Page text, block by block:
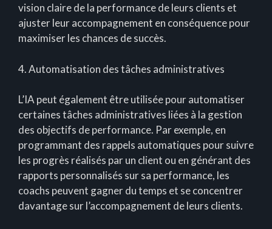
vision claire de la performance de leurs clients et
ajuster leur accompagnement en conséquence pour
maximiser les chances de succès.
4. Automatisation des tâches administratives
L’IA peut également être utilisée pour automatiser
certaines tâches administratives liées à la gestion
des objectifs de performance. Par exemple, en
programmant des rappels automatiques pour suivre
les progrès réalisés par un client ou en générant des
rapports personnalisés sur sa performance, les
coachs peuvent gagner du temps et se concentrer
davantage sur l’accompagnement de leurs clients.